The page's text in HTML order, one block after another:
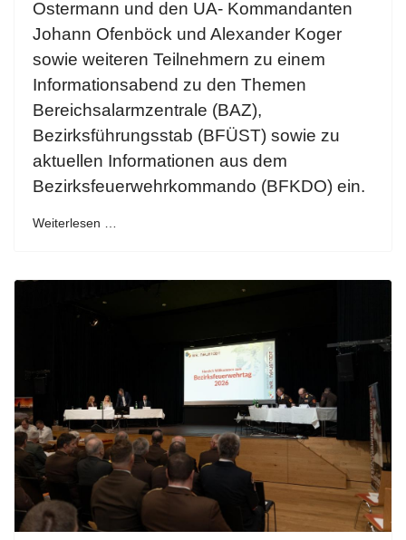
Ostermann und den UA- Kommandanten
Johann Ofenböck und Alexander Koger
sowie weiteren Teilnehmern zu einem
Informationsabend zu den Themen
Bereichsalarmzentrale (BAZ),
Bezirksführungsstab (BFÜST) sowie zu
aktuellen Informationen aus dem
Bezirksfeuerwehrkommando (BFKDO) ein.
Weiterlesen …